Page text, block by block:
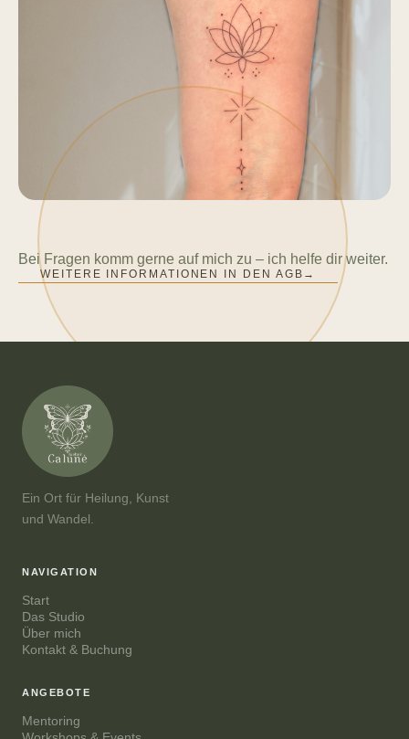
Bei Fragen komm gerne auf mich zu – ich helfe dir weiter.
WEITERE INFORMATIONEN IN DEN AGB
Ein Ort für Heilung, Kunst
und Wandel.
NAVIGATION
Start
Das Studio
Über mich
Kontakt & Buchung
ANGEBOTE
Mentoring